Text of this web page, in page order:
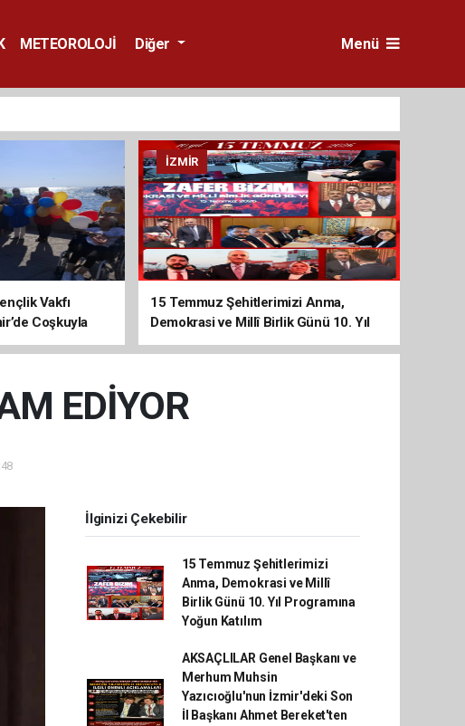
METEOROLOJİ
Diğer Menü
Vakfı
Coşkuyla
İZMIR
15 Temmuz Şehitlerimizi Anma,
Demokrasi ve Millî Birlik Günü 10. Yıl
Programına Yoğun Katılım
EDİYOR
İlginizi Çekebilir
15 Temmuz Şehitlerimizi
Anma, Demokrasi ve Millî
Birlik Günü 10. Yıl Programına
Yoğun Katılım
AKSAÇLILAR Genel Başkanı ve
Merhum Muhsin
Yazıcıoğlu'nun İzmir'deki Son
İl Başkanı Ahmet Bereket'ten